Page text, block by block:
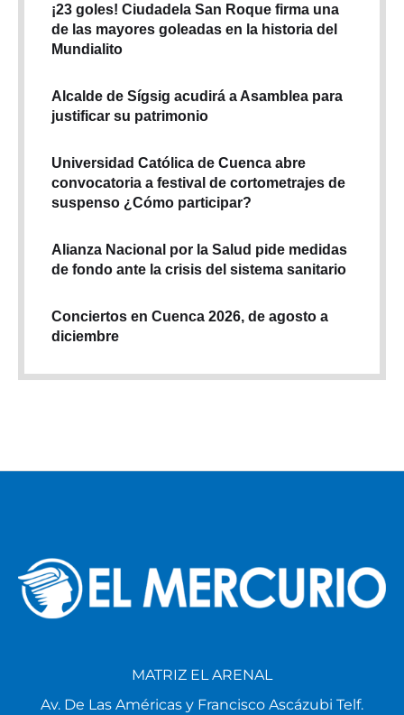
¡23 goles! Ciudadela San Roque firma una
de las mayores goleadas en la historia del
Mundialito
Alcalde de Sígsig acudirá a Asamblea para
justificar su patrimonio
Universidad Católica de Cuenca abre
convocatoria a festival de cortometrajes de
suspenso ¿Cómo participar?
Alianza Nacional por la Salud pide medidas
de fondo ante la crisis del sistema sanitario
Conciertos en Cuenca 2026, de agosto a
diciembre
MATRIZ EL ARENAL
Av. De Las Américas y Francisco Ascázubi Telf.